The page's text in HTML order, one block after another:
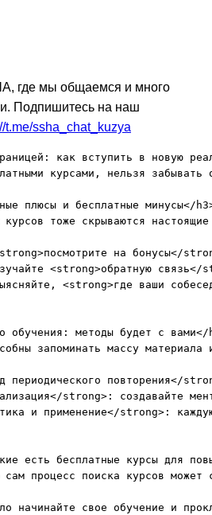
где мы общаемся и много
Подпишитесь на наш
t.me/ssha_chat_kuzya
как вступить в новую
курсами, нельзя
плюсы и бесплатные минусы</
тоже скрываются
на бонусы</
<strong>обратную
<strong>где ваши
обучения: методы будет с вами</
запоминать массу
периодического повторения</
strong>: создавайте
и применение</strong>:
есть бесплатные курсы для
сам процесс поиска курсов